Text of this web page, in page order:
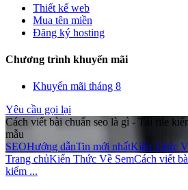
Thiết kế web
Mua tên miền
Đăng ký hosting
Chương trình khuyến mãi
Khuyến mãi tháng 8
Yêu cầu gọi lại
Cách viết bài chuẩn seo là gì - Tải file
mẫu
SEOHướng dẫnTin mới nhấtKiến Thức
Trang chủKiến Thức Về SemCách viết
kiểm ...